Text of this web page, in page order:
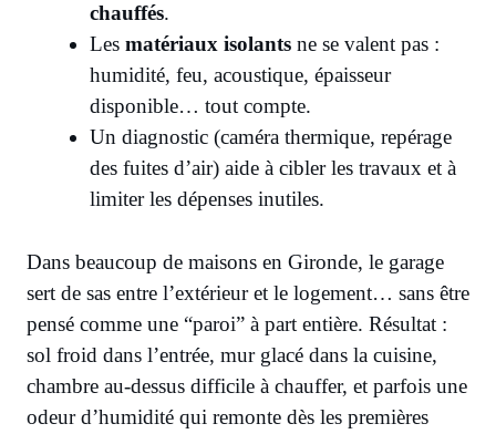
chauffés.
Les matériaux isolants ne se valent pas :
humidité, feu, acoustique, épaisseur
disponible… tout compte.
Un diagnostic (caméra thermique, repérage
des fuites d’air) aide à cibler les travaux et à
limiter les dépenses inutiles.
Dans beaucoup de maisons en Gironde, le garage
sert de sas entre l’extérieur et le logement… sans être
pensé comme une “paroi” à part entière. Résultat :
sol froid dans l’entrée, mur glacé dans la cuisine,
chambre au-dessus difficile à chauffer, et parfois une
odeur d’humidité qui remonte dès les premières